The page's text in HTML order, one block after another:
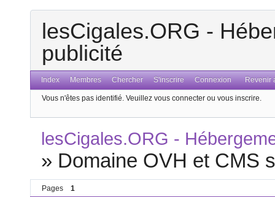
lesCigales.ORG -
publicité
Index Membres Chercher S'inscrire Connexion Revenir
Vous n'êtes pas identifié. Veuillez vous connecter ou vous inscrire.
lesCigales.ORG -
» Domaine OVH et CMS
Pages 1